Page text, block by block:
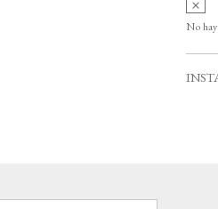
o
v
i
No